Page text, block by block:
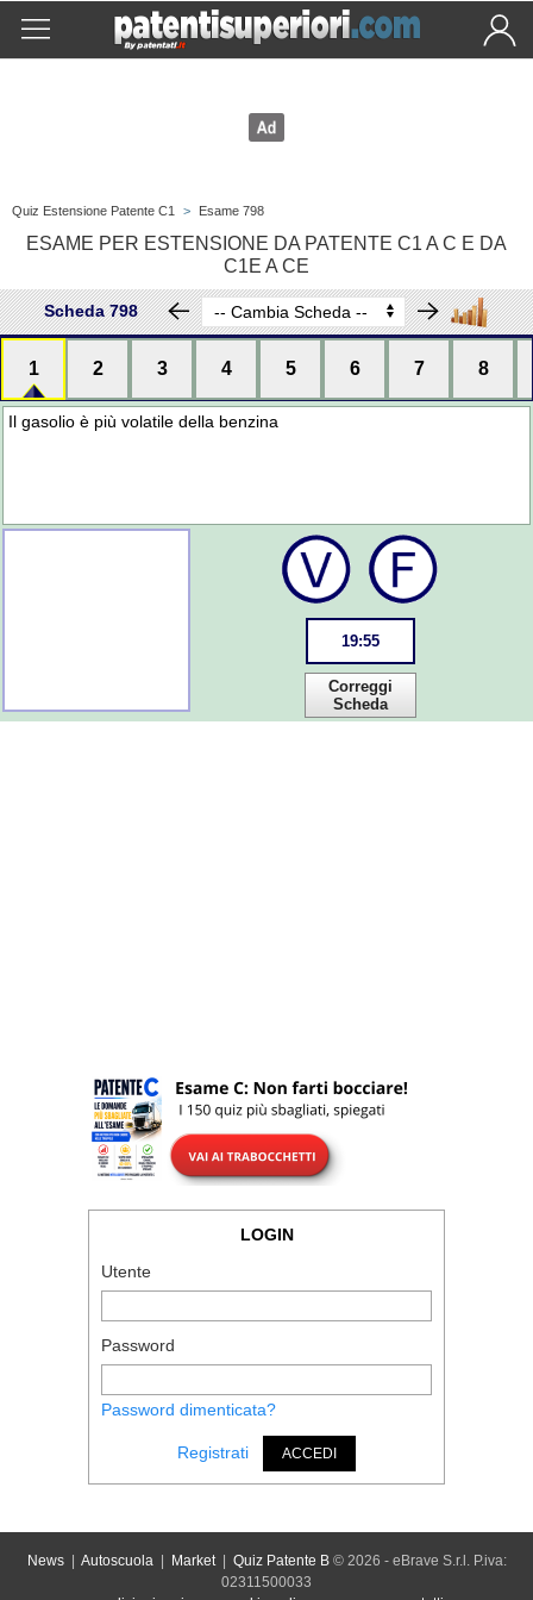
Quiz Estensione Patente C1 > Esame 798
ESAME PER ESTENSIONE DA PATENTE C1 A C E DA
C1E A CE
Scheda 798
1 2 3 4 5 6 7 8
Il gasolio è più volatile della benzina
19:55
Correggi
Scheda
LOGIN
Utente
Password
Password dimenticata?
Registrati ACCEDI
News| Autoscuola| Market| Quiz Patente B© 2026 - eBrave S.r.l. P.iva:
02311500033